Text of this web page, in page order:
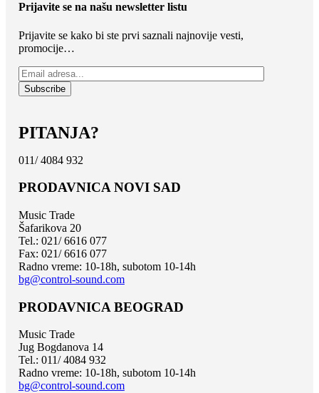
Prijavite se na našu newsletter listu
Prijavite se kako bi ste prvi saznali najnovije vesti,
promocije…
PITANJA?
011/ 4084 932
PRODAVNICA NOVI SAD
Music Trade
Šafarikova 20
Tel.: 021/ 6616 077
Fax: 021/ 6616 077
Radno vreme: 10-18h, subotom 10-14h
bg@control-sound.com
PRODAVNICA BEOGRAD
Music Trade
Jug Bogdanova 14
Tel.: 011/ 4084 932
Radno vreme: 10-18h, subotom 10-14h
bg@control-sound.com